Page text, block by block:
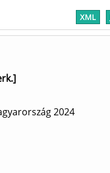
XML
2024